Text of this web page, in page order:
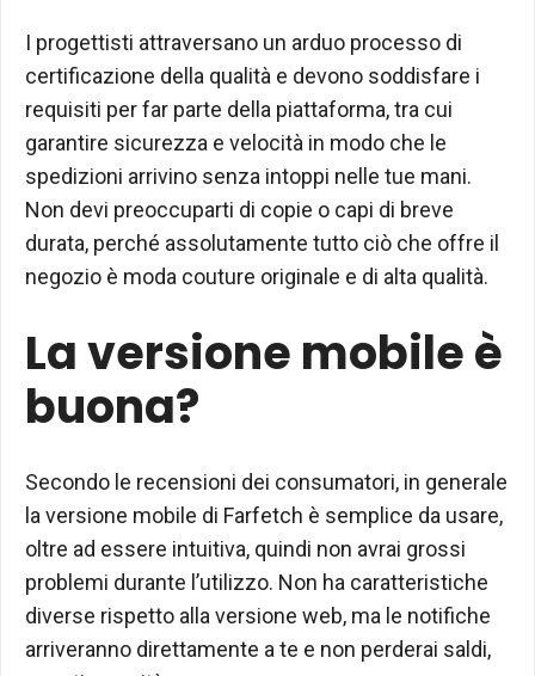
I progettisti attraversano un arduo processo di
certificazione della qualità e devono soddisfare i
requisiti per far parte della piattaforma, tra cui
garantire sicurezza e velocità in modo che le
spedizioni arrivino senza intoppi nelle tue mani.
Non devi preoccuparti di copie o capi di breve
durata, perché assolutamente tutto ciò che offre il
negozio è moda couture originale e di alta qualità.
La versione mobile è
buona?
Secondo le recensioni dei consumatori, in generale
la versione mobile di Farfetch è semplice da usare,
oltre ad essere intuitiva, quindi non avrai grossi
problemi durante l’utilizzo. Non ha caratteristiche
diverse rispetto alla versione web, ma le notifiche
arriveranno direttamente a te e non perderai saldi,